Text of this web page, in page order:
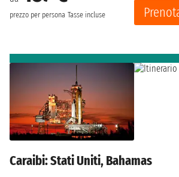
prezzo per persona Tasse incluse
Caraibi: Stati Uniti, Bahamas